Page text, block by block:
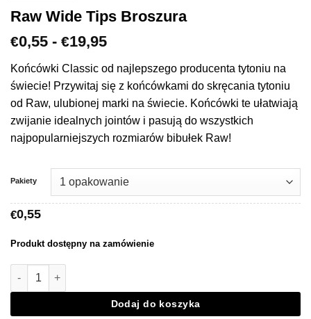
Raw Wide Tips Broszura
€0,55 - €19,95Zakres
€0,55
do
€19,95
Końcówki Classic od najlepszego producenta tytoniu na
świecie! Przywitaj się z końcówkami do skręcania tytoniu
od Raw, ulubionej marki na świecie. Końcówki te ułatwiają
zwijanie idealnych jointów i pasują do wszystkich
najpopularniejszych rozmiarów bibułek Raw!
Pakiety
€0,55
Produkt dostępny na zamówienie
Ilość Raw Wide Tips Booklet
Dodaj do koszyka